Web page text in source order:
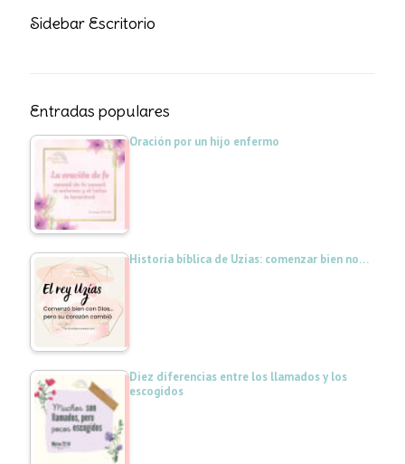
Sidebar Escritorio
Entradas populares
Oración por un hijo enfermo
Historia bíblica de Uzías: comenzar bien no…
Diez diferencias entre los llamados y los
escogidos